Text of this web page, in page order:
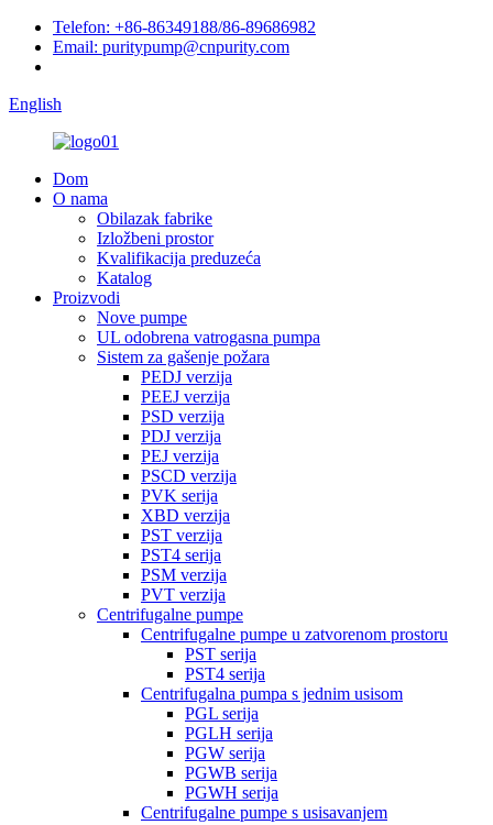
Telefon: +86-86349188/86-89686982
Email: puritypump@cnpurity.com
English
Dom
O nama
Obilazak fabrike
Izložbeni prostor
Kvalifikacija preduzeća
Katalog
Proizvodi
Nove pumpe
UL odobrena vatrogasna pumpa
Sistem za gašenje požara
PEDJ verzija
PEEJ verzija
PSD verzija
PDJ verzija
PEJ verzija
PSCD verzija
PVK serija
XBD verzija
PST verzija
PST4 serija
PSM verzija
PVT verzija
Centrifugalne pumpe
Centrifugalne pumpe u zatvorenom prostoru
PST serija
PST4 serija
Centrifugalna pumpa s jednim usisom
PGL serija
PGLH serija
PGW serija
PGWB serija
PGWH serija
Centrifugalne pumpe s usisavanjem